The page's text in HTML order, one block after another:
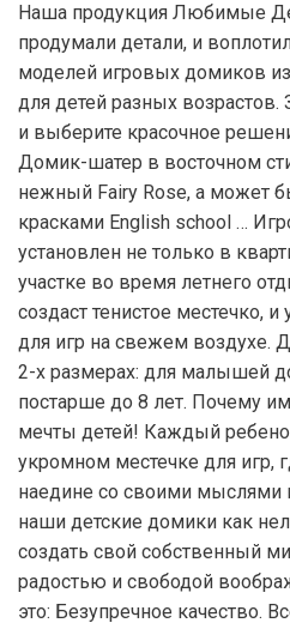
Наша продукция Любимые
продумали детали, и
моделей игровых домиков из
для детей разных возрастов.
и выберите красочное
Домик-шатер в восточном
нежный Fairy Rose, а может
красками English school …
установлен не только в
участке во время летнего
создаст тенистое местечко, и
для игр на свежем воздухе.
2-х размерах: для малышей
постарше до 8 лет. Почему
мечты детей! Каждый
укромном местечке для игр,
наедине со своими мыслями
наши детские домики как
создать свой собственный
радостью и свободой
это: Безупречное качество.